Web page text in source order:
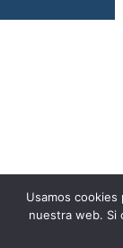
Usamos
nuestra web. Si